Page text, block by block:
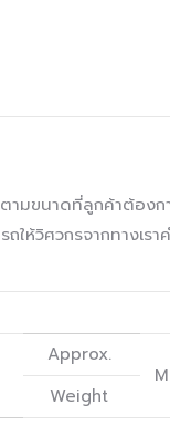
มขนาดที่ลูกค้าต้อง
ห้วิศวกรจากทางเ
Approx.
Weight